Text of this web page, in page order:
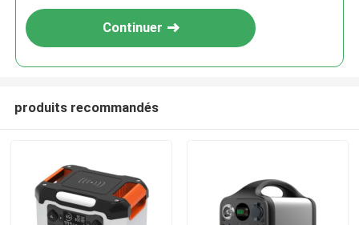
Continuer
produits recommandés